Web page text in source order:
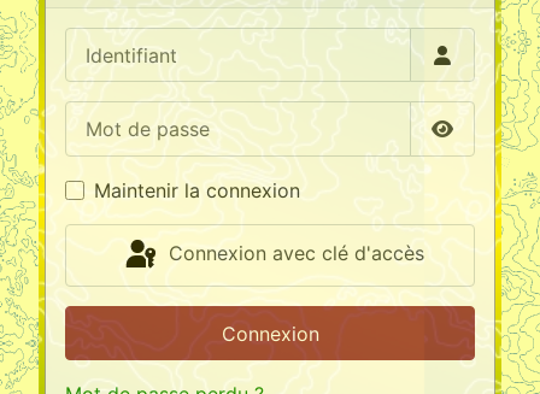
Mot de passe
Afficher
Maintenir la connexion
Connexion avec clé d'accès
Connexion